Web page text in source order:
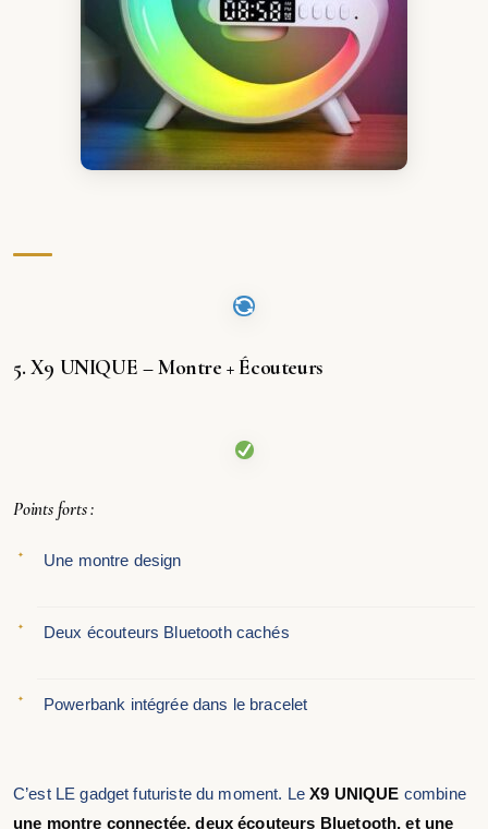
5. X9 UNIQUE – Montre + Écouteurs
Points forts :
Une montre design
Deux écouteurs Bluetooth cachés
Powerbank intégrée dans le bracelet
C’est LE gadget futuriste du moment. LeX9 UNIQUE combine
une montre connectée, deux écouteurs Bluetooth, et une